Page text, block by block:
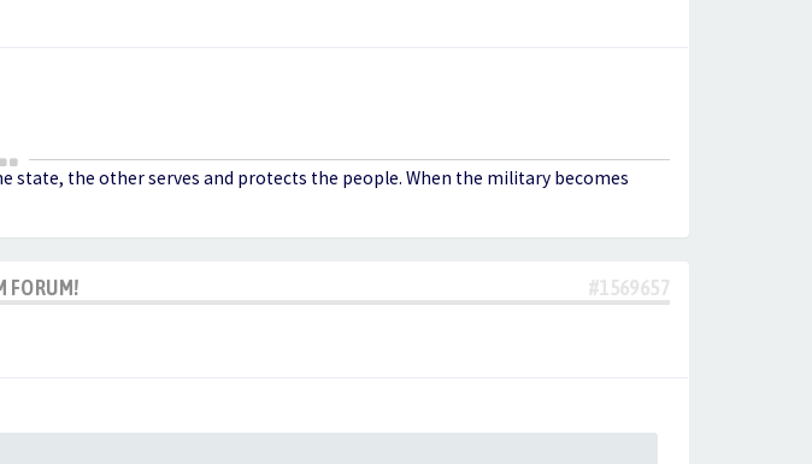
state, the other serves and protects the people. When the military becomes
FORUM! #1569657